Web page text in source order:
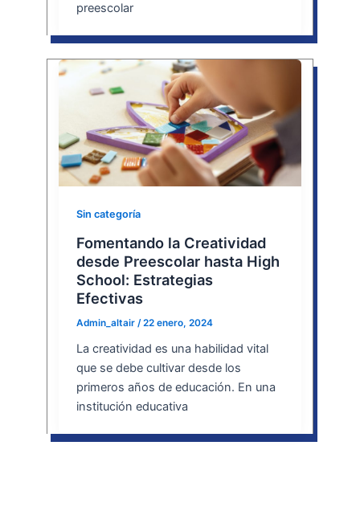
preescolar
Sin categoría
Fomentando la Creatividad
desde Preescolar hasta High
School: Estrategias
Efectivas
Admin_altair /22 enero, 2024
La creatividad es una habilidad vital
que se debe cultivar desde los
primeros años de educación. En una
institución educativa